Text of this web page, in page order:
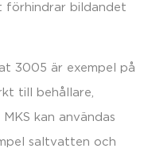
förhindrar bildandet
3005 är exempel på
till behållare,
kan användas
saltvatten och